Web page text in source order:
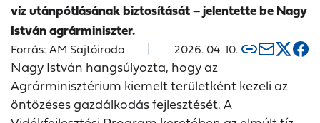
víz utánpótlásának biztosítását – jelentette be Nagy
István agrárminiszter.
Forrás: AM Sajtóiroda 2026. 04. 10.
Nagy István hangsúlyozta, hogy az
Agrárminisztérium kiemelt területként kezeli az
öntözéses gazdálkodás fejlesztését. A